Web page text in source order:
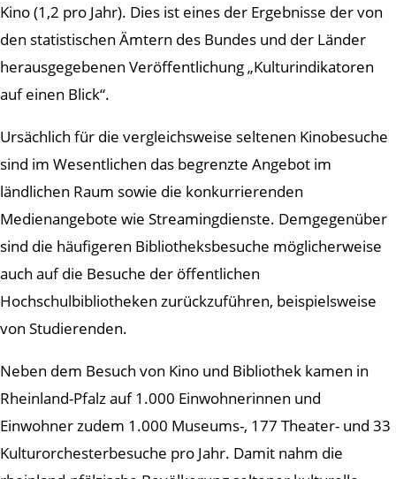
Kino (1,2 pro Jahr). Dies ist eines der Ergebnisse der von
den statistischen Ämtern des Bundes und der Länder
herausgegebenen Veröffentlichung „Kulturindikatoren
auf einen Blick“.
Ursächlich für die vergleichsweise seltenen Kinobesuche
sind im Wesentlichen das begrenzte Angebot im
ländlichen Raum sowie die konkurrierenden
Medienangebote wie Streamingdienste. Demgegenüber
sind die häufigeren Bibliotheksbesuche möglicherweise
auch auf die Besuche der öffentlichen
Hochschulbibliotheken zurückzuführen, beispielsweise
von Studierenden.
Neben dem Besuch von Kino und Bibliothek kamen in
Rheinland-Pfalz auf 1.000 Einwohnerinnen und
Einwohner zudem 1.000 Museums-, 177 Theater- und 33
Kulturorchesterbesuche pro Jahr. Damit nahm die